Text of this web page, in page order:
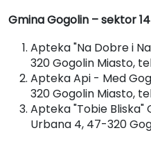
Gmina Gogolin – sektor 14
Apteka "Na Dobre i
320 Gogolin Miasto,
Apteka Api - Med
320 Gogolin Miasto,
Apteka "Tobie Bliska"
Urbana 4, 47-320